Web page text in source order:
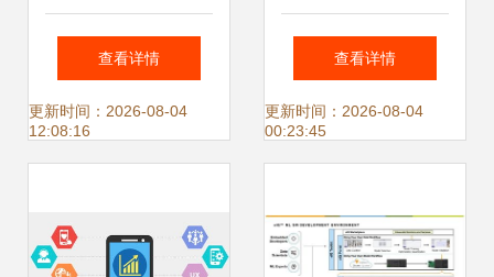
析、排名算法与未
来展望
查看详情
更新时间：2026-08-04
12:08:16
身 德国鲁尔区的转
型实践
查看详情
更新时间：2026-08-04
00:23:45